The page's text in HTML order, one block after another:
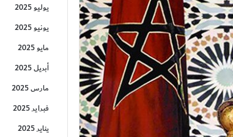
يوليو 2025
يونيو 2025
مايو 2025
أبريل 2025
مارس 2025
فبراير 2025
يناير 2025